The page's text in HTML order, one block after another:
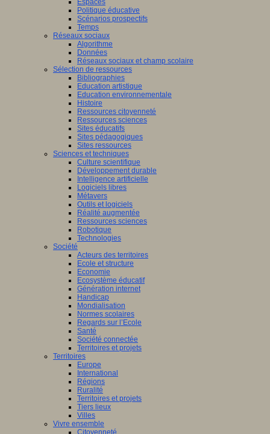
Espaces
Politique éducative
Scénarios prospectifs
Temps
Réseaux sociaux
Algorithme
Données
Réseaux sociaux et champ scolaire
Sélection de ressources
Bibliographies
Education artistique
Education environnementale
Histoire
Ressources citoyenneté
Ressources sciences
Sites éducatifs
Sites pédagogiques
Sites ressources
Sciences et techniques
Culture scientifique
Développement durable
Intelligence artificielle
Logiciels libres
Métavers
Outils et logiciels
Réalité augmentée
Ressources sciences
Robotique
Technologies
Société
Acteurs des territoires
Ecole et structure
Economie
Ecosystème éducatif
Génération internet
Handicap
Mondialisation
Normes scolaires
Regards sur l’Ecole
Santé
Société connectée
Territoires et projets
Territoires
Europe
International
Régions
Ruralité
Territoires et projets
Tiers lieux
Villes
Vivre ensemble
Citoyenneté